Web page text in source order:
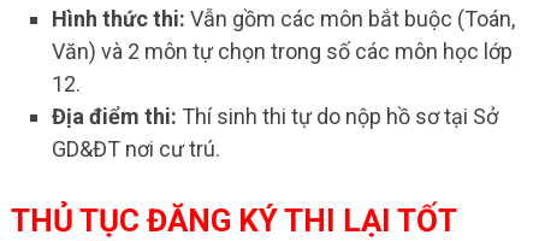
Hình thức thi: Vẫn gồm các môn bắt buộc (Toán,
Văn) và 2 môn tự chọn trong số các môn học lớp
12.
Địa điểm thi: Thí sinh thi tự do nộp hồ sơ tại Sở
GD&ĐT nơi cư trú.
THỦ TỤC ĐĂNG KÝ THI LẠI TỐT